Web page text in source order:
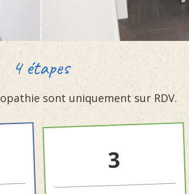
4 étapes
sont uniquement sur RDV.
3